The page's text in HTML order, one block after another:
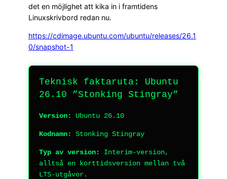
det en möjlighet att kika in i framtidens
Linuxskrivbord redan nu.
https://cdimage.ubuntu.com/ubuntu/releases/26.1
0/snapshot-1
Teknisk faktaruta: Ubuntu
26.10 ”Stonking Stingray”
Version: Ubuntu 26.10
Kodnamn: Stonking Stingray
Typ av version:
Interim-version,
alltså en korttidsversion mellan två
LTS-utgåvor.